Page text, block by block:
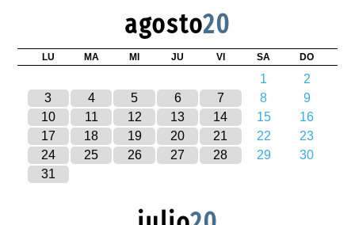
agosto20
LU MA MI JU VI SA DO
1
2
3
4 5 6 7 8
9
10
11 12 13 14 15
16
17
18 19 20 21 22
23
24
25 26 27 28 29
30
31